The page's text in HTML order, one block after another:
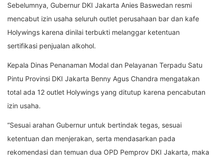
Sebelumnya, Gubernur DKI Jakarta Anies Baswedan resmi
mencabut izin usaha seluruh outlet perusahaan bar dan kafe
Holywings karena dinilai terbukti melanggar ketentuan
sertifikasi penjualan alkohol.
Kepala Dinas Penanaman Modal dan Pelayanan Terpadu Satu
Pintu Provinsi DKI Jakarta Benny Agus Chandra mengatakan
total ada 12 outlet Holywings yang ditutup karena pencabutan
izin usaha.
“Sesuai arahan Gubernur untuk bertindak tegas, sesuai
ketentuan dan menjerakan, serta mendasarkan pada
rekomendasi dan temuan dua OPD Pemprov DKI Jakarta, maka